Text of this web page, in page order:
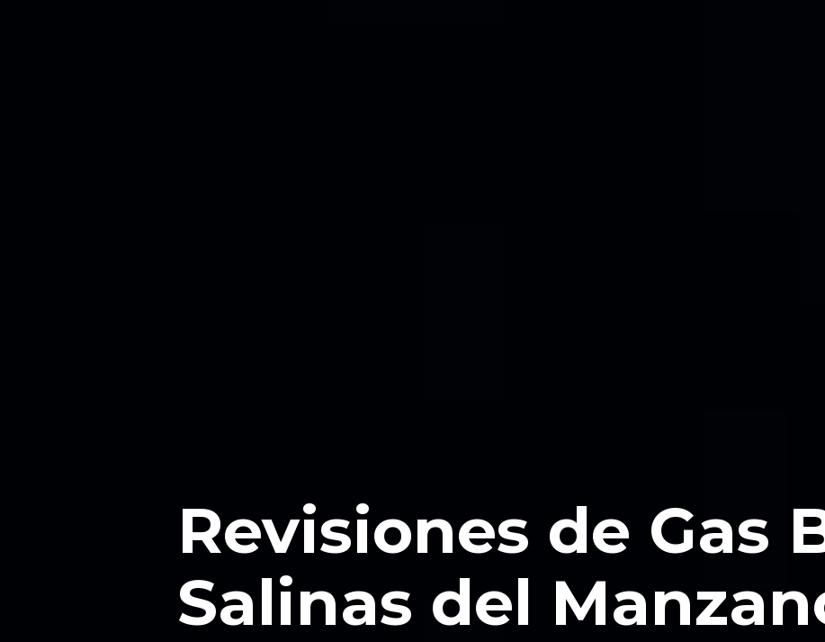
Revisiones de Gas
Salinas del